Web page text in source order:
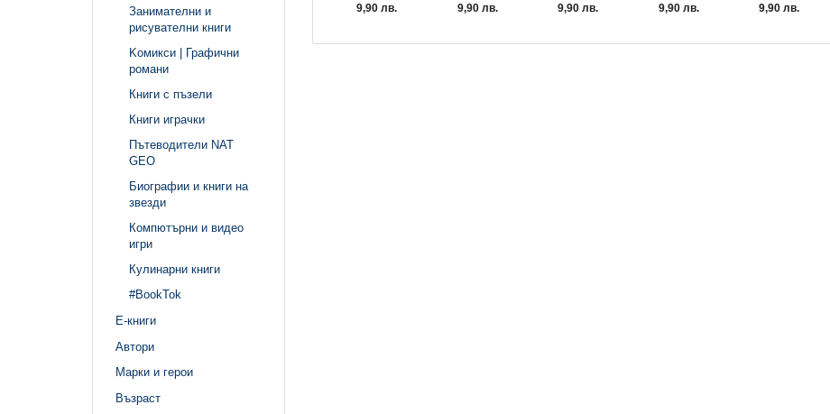
Занимателни и
рисувателни книги
Kомикси | Графични
романи
Книги с пъзели
Книги играчки
Пътеводители NAT
GEO
Биографии и книги на
звезди
Компютърни и видео
игри
Кулинарни книги
#BookTok
Е-книги
Автори
Марки и герои
Възраст
9,90 лв.
9,90 лв.
9,90 лв.
9,90 лв.
9,90 лв.